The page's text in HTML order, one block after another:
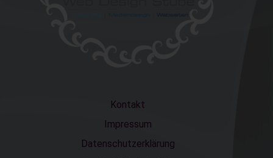
Kontakt
Impressum
Datenschutzerklärung